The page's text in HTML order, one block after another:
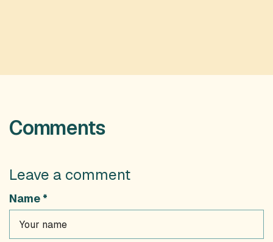
9 septembre 2024
Comments
Leave a comment
Name *